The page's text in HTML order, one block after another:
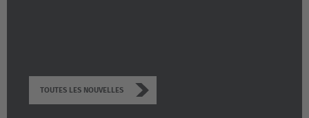
TOUTES LES NOUVELLES